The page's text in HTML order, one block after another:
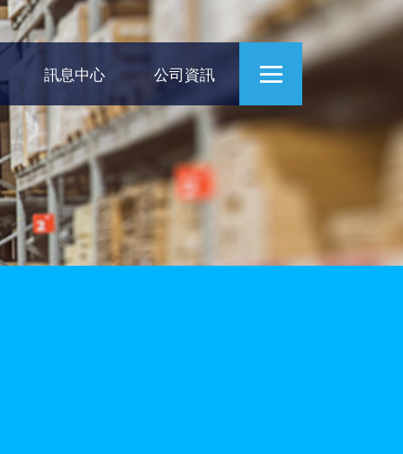
訊息中心 公司資訊